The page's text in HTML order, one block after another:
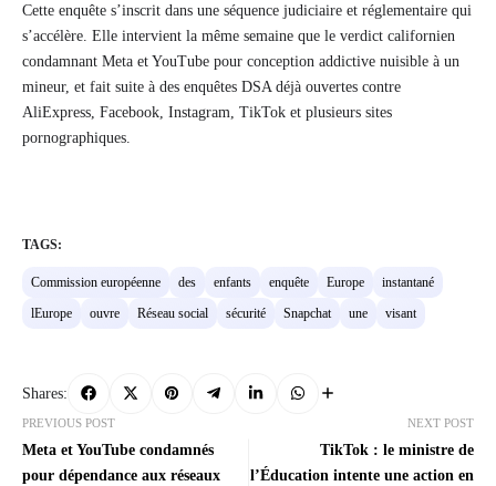
Cette enquête s’inscrit dans une séquence judiciaire et réglementaire qui
s’accélère. Elle intervient la même semaine que le verdict californien
condamnant Meta et YouTube pour conception addictive nuisible à un
mineur, et fait suite à des enquêtes DSA déjà ouvertes contre
AliExpress, Facebook, Instagram, TikTok et plusieurs sites
pornographiques.
TAGS:
Commission européenne des enfants enquête Europe
instantané
lEurope
ouvre Réseau social sécurité Snapchat une visant
Shares:
PREVIOUS POST
Meta et YouTube condamnés
pour dépendance aux réseaux
NEXT POST
TikTok : le ministre de
l’Éducation intente une action en